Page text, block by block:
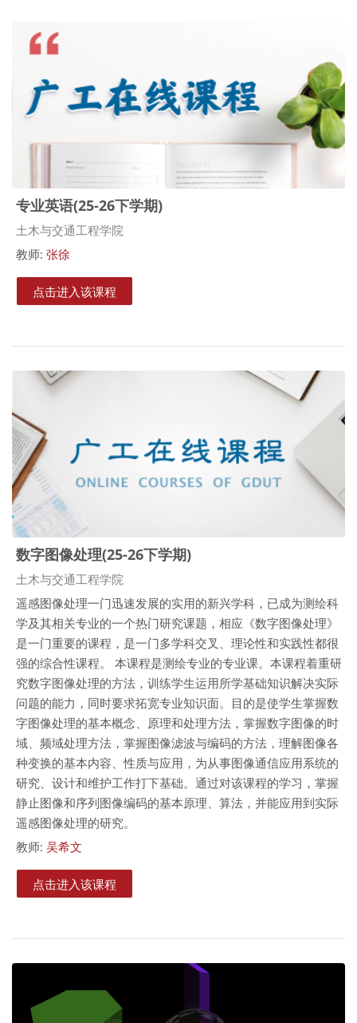
专业英语(25-26下学期)
课程类别
土木与交通工程学院
教师: 张徐
点击进入该课程
数字图像处理(25-26下学期)
课程类别
土木与交通工程学院
遥感图像处理一门迅速发展的实用的新兴学科，已成为测绘科
学及其相关专业的一个热门研究课题，相应《数字图像处理》
是一门重要的课程，是一门多学科交叉、理论性和实践性都很
强的综合性课程。 本课程是测绘专业的专业课。本课程着重研
究数字图像处理的方法，训练学生运用所学基础知识解决实际
问题的能力，同时要求拓宽专业知识面。目的是使学生掌握数
字图像处理的基本概念、原理和处理方法，掌握数字图像的时
域、频域处理方法，掌握图像滤波与编码的方法，理解图像各
种变换的基本内容、性质与应用，为从事图像通信应用系统的
研究、设计和维护工作打下基础。通过对该课程的学习，掌握
静止图像和序列图像编码的基本原理、算法，并能应用到实际
遥感图像处理的研究。
教师: 吴希文
点击进入该课程